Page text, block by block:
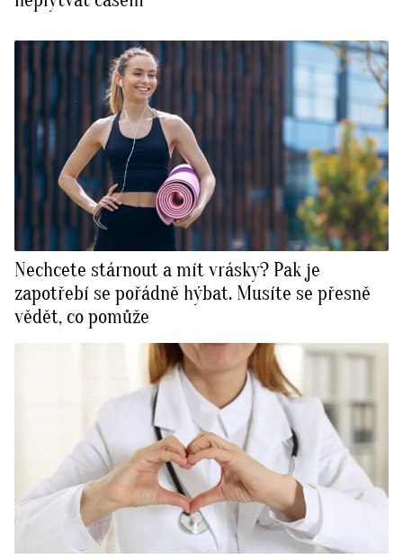
Nechcete stárnout a mít vrásky? Pak je
zapotřebí se pořádně hýbat. Musíte se přesně
vědět, co pomůže